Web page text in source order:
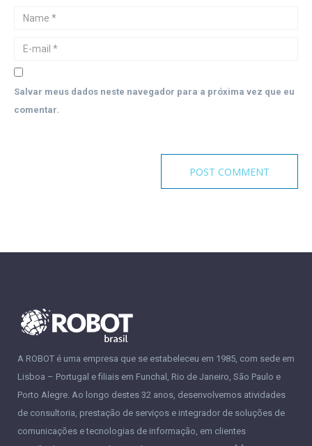
Salvar meus dados neste navegador para a próxima vez que eu
comentar.
A ROBOT é uma empresa que se estabeleceu em 1985, com sede em
Lisboa – Portugal e filiais em Funchal, Rio de Janeiro, São Paulo e
Porto Alegre. Ao longo destes 32 anos, desenvolvemos atividades
de consultoria, prestação de serviços e integrador de soluções de
comunicações e tecnologias de informação, em clientes